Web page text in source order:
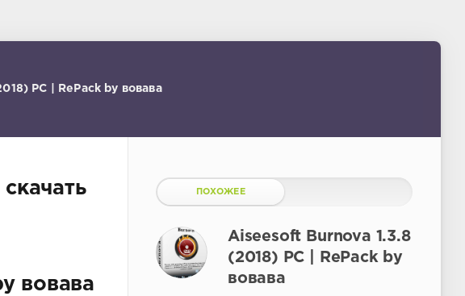
PC | RePack by вовава
вовава
ПОХОЖЕЕ
Aiseesoft Burnova 1.3.8
(2018) PC | RePack by
вовава